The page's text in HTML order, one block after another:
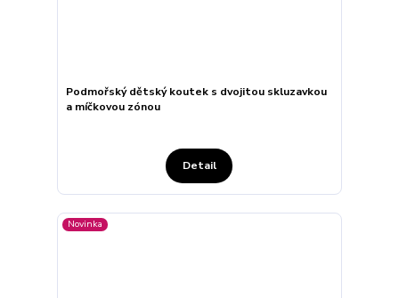
Podmořský dětský koutek s dvojitou skluzavkou
a míčkovou zónou
Detail
Novinka